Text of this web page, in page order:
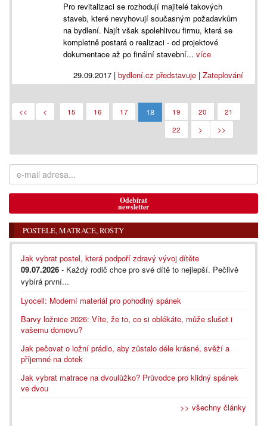
Pro revitalizaci se rozhodují majitelé takových
staveb, které nevyhovují současným požadavkům
na bydlení. Najít však spolehlivou firmu, která se
kompletně postará o realizaci - od projektové
dokumentace až po finální stavební...více
29.09.2017| bydlení.cz představuje| Zateplování
<< < 15 16 17 18 19 20
21
22
> >>
Odebírat
newsletter
POSTELE, MATRACE, ROŠTY
Jak vybrat postel, která podpoří zdravý vývoj dítěte
09.07.2026 - Každý rodič chce pro své dítě to nejlepší. Pečlivě
vybírá první...
Lyocell: Moderní materiál pro pohodlný spánek
Barvy ložnice 2026: Víte, že to, co si oblékáte, může slušet i
vašemu domovu?
Jak pečovat o ložní prádlo, aby zůstalo déle krásné, svěží a
příjemné na dotek
Jak vybrat matrace na dvoulůžko? Průvodce pro klidný spánek
ve dvou
>> všechny články